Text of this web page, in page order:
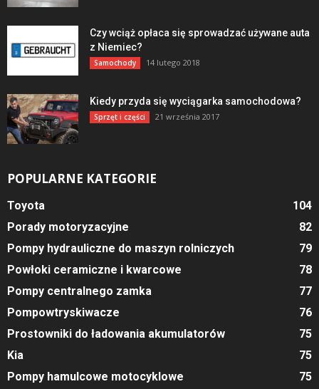
Czy wciąż opłaca się sprowadzać używane auta
z Niemiec?
Samochody 14 lutego 2018
Kiedy przyda się wyciągarka samochodowa?
Sprzęt i części 21 września 2017
POPULARNE KATEGORIE
Toyota
104
Porady motoryzacyjne
82
Pompy hydrauliczne do maszyn rolniczych
79
Powłoki ceramiczne i kwarcowe
78
Pompy centralnego zamka
77
Pompowtryskiwacze
76
Prostowniki do ładowania akumulatorów
75
Kia
75
Pompy hamulcowe motocyklowe
75